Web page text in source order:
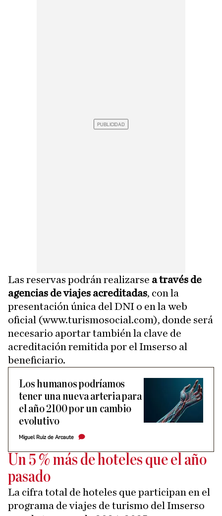
Las reservas podrán realizarse a través de
agencias de viajes acreditadas, con la
presentación única del DNI o en la web
oficial (www.turismosocial.com), donde será
necesario aportar también la clave de
acreditación remitida por el Imserso al
beneficiario.
Los humanos podríamos
tener una nueva arteria para
el año 2100 por un cambio
evolutivo
Miguel Ruiz de Arcaute
Un 5 % más de hoteles que el año
pasado
La cifra total de hoteles que participan en el
programa de viajes de turismo del Imserso